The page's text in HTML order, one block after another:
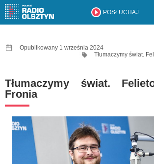
POSŁUCHAJ
Opublikowany 1 września 2024
Tłumaczymy świat.
Tłumaczymy świat.
Fronia